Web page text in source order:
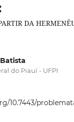
DA
do Piauí - UFPI
10.7443/